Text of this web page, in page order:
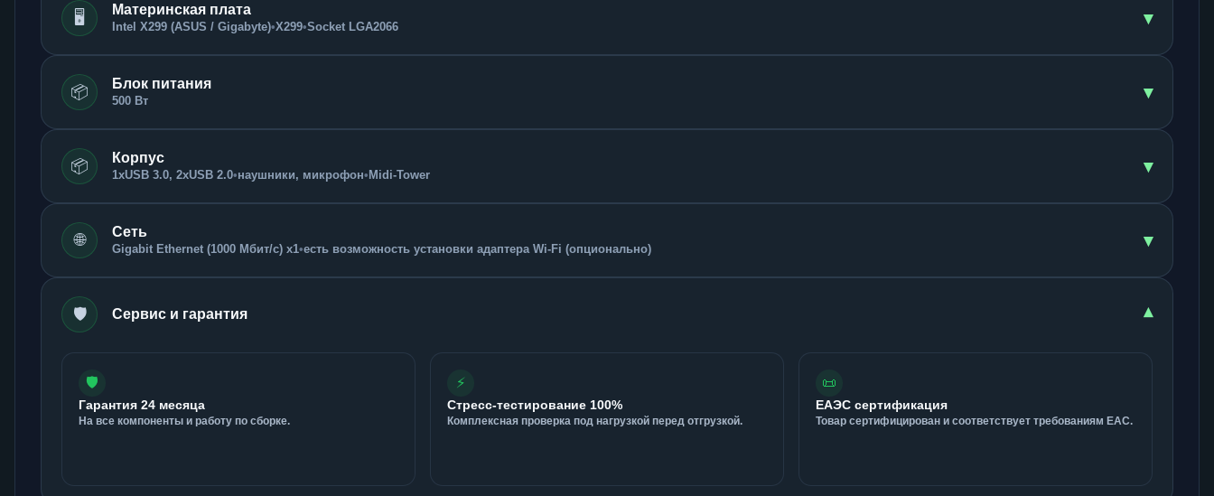
🖥️ Материнская плата
Intel X299 (ASUS / Gigabyte)•X299•Socket LGA2066 ▾
📦 Блок питания
500 Вт ▾
📦 Корпус
1xUSB 3.0, 2xUSB 2.0•наушники, микрофон• Midi-Tower ▾
🌐 Сеть
Gigabit Ethernet (1000 Мбит/с) x1•есть возможность установки адаптера Wi-Fi (опционально) ▾
🛡️ Сервис и гарантия ▾
🛡️
Гарантия 24 месяца
На все компоненты и работу по сборке.
⚡
Стресс-тестирование 100%
Комплексная проверка под нагрузкой перед отгрузкой.
📜
ЕАЭС сертификация
Товар сертифицирован и соответствует требованиям ЕАС.